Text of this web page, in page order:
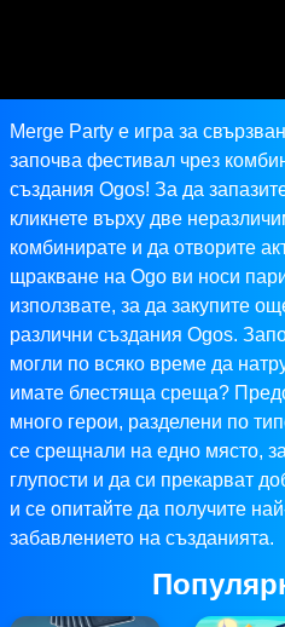
Merge Party е игра за
започва фестивал чрез
създания Ogos! За да
кликнете върху две
комбинирате и да отворите
щракване на Ogo ви носи
използвате, за да закупите
различни създания Ogos.
могли по всяко време да
имате блестяща среща?
много герои, разделени по
се срещнали на едно място,
глупости и да си прекарват
и се опитайте да получите
забавлението на създанията.